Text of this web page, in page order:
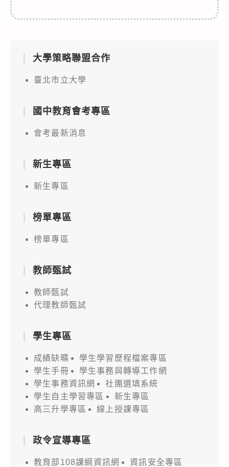
大學策略聯盟合作
臺北市立大學
國中教育會考專區
會考最新消息
新生專區
新生專區
榜單專區
榜單專區
教師甄試
教師甄試
代理教師甄試
學生專區
成績缺曠
學生學習歷程檔案專區
學生手冊
學生事務與轉導工作網
學生事務資訊網
社團選填系統
學生自主學習專區
新生專區
高三升學專區
線上授課專區
政令宣導專區
教育部108課綱資訊網 資訊安全專區